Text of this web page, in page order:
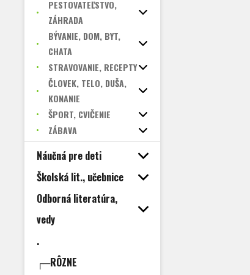
PESTOVATEĽSTVO,
ZÁHRADA
BÝVANIE, DOM, BYT,
CHATA
STRAVOVANIE, RECEPTY
ČLOVEK, TELO, DUŠA,
KONANIE
ŠPORT, CVIČENIE
ZÁBAVA
Náučná pre deti
Školská lit., učebnice
Odborná literatúra,
vedy
.
┌─RÔZNE